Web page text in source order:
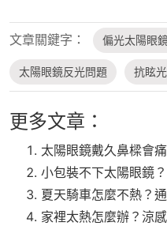
文章關鍵字： 偏光太陽眼
太陽眼鏡反光問題 抗眩
更多文章：
太陽眼鏡戴久鼻樑會
小包裝不下太陽眼鏡
夏天騎車怎麼不熱？
家裡太熱怎麼辦？涼